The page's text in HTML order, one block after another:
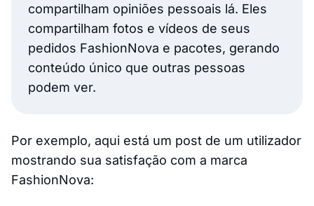
compartilham opiniões pessoais lá. Eles
compartilham fotos e vídeos de seus
pedidos FashionNova e pacotes, gerando
conteúdo único que outras pessoas
podem ver.
Por exemplo, aqui está um post de um utilizador
mostrando sua satisfação com a marca
FashionNova: